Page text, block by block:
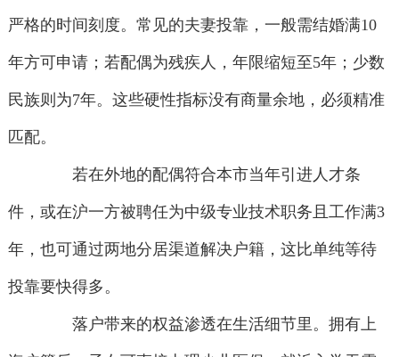
严格的时间刻度。常见的夫妻投靠，一般需结婚满10
年方可申请；若配偶为残疾人，年限缩短至5年；少数
民族则为7年。这些硬性指标没有商量余地，必须精准
匹配。
若在外地的配偶符合本市当年引进人才条
件，或在沪一方被聘任为中级专业技术职务且工作满3
年，也可通过两地分居渠道解决户籍，这比单纯等待
投靠要快得多。
落户带来的权益渗透在生活细节里。拥有上